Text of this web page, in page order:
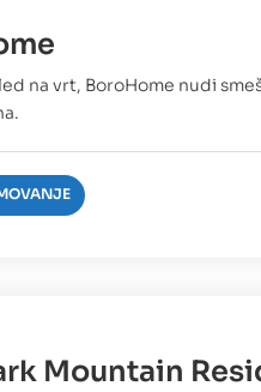
na vrt, BoroHome nudi
Mountain